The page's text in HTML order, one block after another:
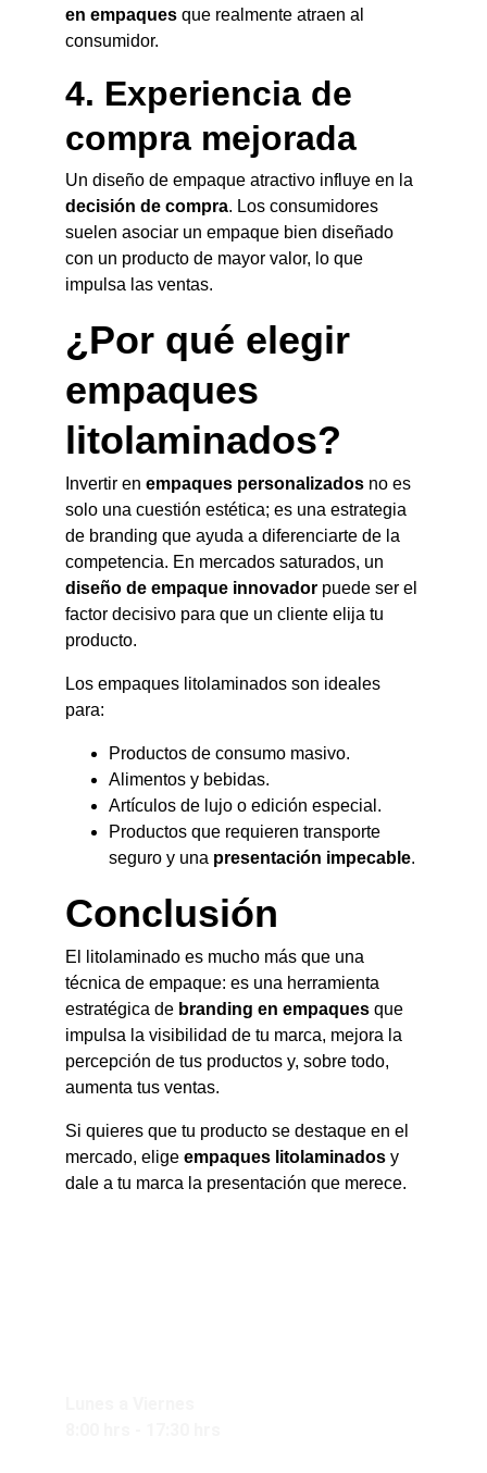
en empaques que realmente atraen al
consumidor.
4. Experiencia de
compra mejorada
Un diseño de empaque atractivo influye en la
decisión de compra. Los consumidores
suelen asociar un empaque bien diseñado
con un producto de mayor valor, lo que
impulsa las ventas.
¿Por qué elegir
empaques
litolaminados?
Invertir en empaques personalizados no es
solo una cuestión estética; es una estrategia
de branding que ayuda a diferenciarte de la
competencia. En mercados saturados, un
diseño de empaque innovador puede ser el
factor decisivo para que un cliente elija tu
producto.
Los empaques litolaminados son ideales
para:
Productos de consumo masivo.
Alimentos y bebidas.
Artículos de lujo o edición especial.
Productos que requieren transporte
seguro y una presentación impecable.
Conclusión
El litolaminado es mucho más que una
técnica de empaque: es una herramienta
estratégica de branding en empaques que
impulsa la visibilidad de tu marca, mejora la
percepción de tus productos y, sobre todo,
aumenta tus ventas.
Si quieres que tu producto se destaque en el
mercado, elige empaques litolaminados y
dale a tu marca la presentación que merece.